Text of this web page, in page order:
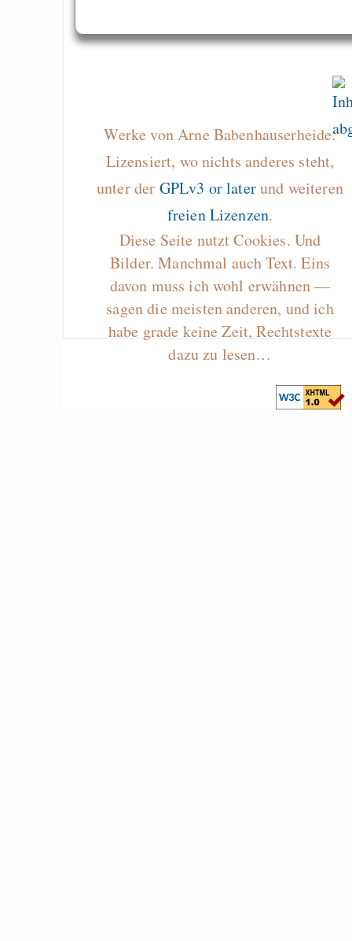
Werke von Arne Babenhauserheide.
Lizensiert, wo nichts anderes steht,
unter der GPLv3 or laterund weiteren
freien Lizenzen.
Diese Seite nutzt Cookies. Und
Bilder. Manchmal auch Text. Eins
davon muss ich wohl erwähnen —
sagen die meisten anderen, und ich
habe grade keine Zeit, Rechtstexte
dazu zu lesen…